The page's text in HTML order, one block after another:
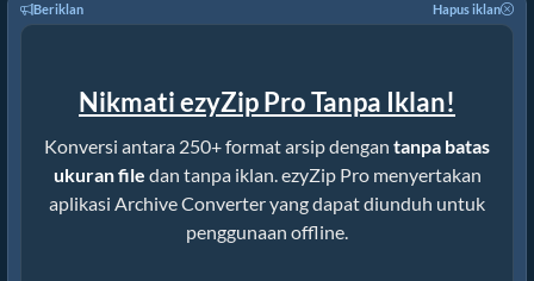
Beriklan Hapus iklan
Nikmati ezyZip Pro Tanpa Iklan!
Konversi antara 250+ format arsip dengan tanpa batas
ukuran file dan tanpa iklan. ezyZip Pro menyertakan
aplikasi Archive Converter yang dapat diunduh untuk
penggunaan offline.